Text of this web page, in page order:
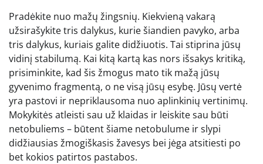
Pradėkite nuo mažų žingsnių. Kiekvieną vakarą
užsirašykite tris dalykus, kurie šiandien pavyko, arba
tris dalykus, kuriais galite didžiuotis. Tai stiprina jūsų
vidinį stabilumą. Kai kitą kartą kas nors išsakys kritiką,
prisiminkite, kad šis žmogus mato tik mažą jūsų
gyvenimo fragmentą, o ne visą jūsų esybę. Jūsų vertė
yra pastovi ir nepriklausoma nuo aplinkinių vertinimų.
Mokykitės atleisti sau už klaidas ir leiskite sau būti
netobuliems – būtent šiame netobulume ir slypi
didžiausias žmogiškasis žavesys bei jėga atsitiesti po
bet kokios patirtos pastabos.